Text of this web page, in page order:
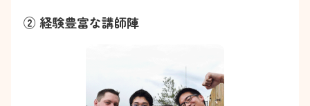
② 経験豊富な講師陣